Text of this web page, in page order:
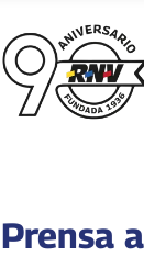
Prensa